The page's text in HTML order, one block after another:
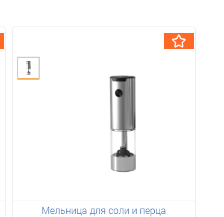
Мельница для соли и перца